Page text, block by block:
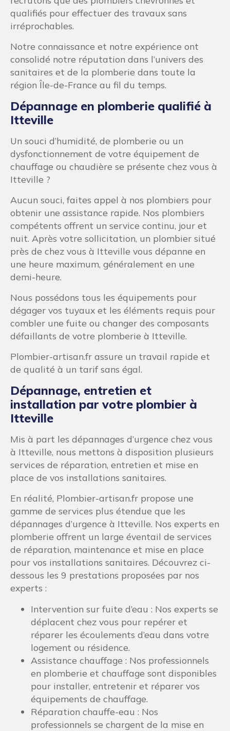
qualifiés pour effectuer des travaux sans
irréprochables.
Notre connaissance et notre expérience ont
consolidé notre réputation dans l’univers des
sanitaires et de la plomberie dans toute la
région Île-de-France au fil du temps.
Dépannage en plomberie qualifié à
Itteville
Un souci d’humidité, de plomberie ou un
dysfonctionnement de votre équipement de
chauffage ou chaudière se présente chez vous à
Itteville ?
Aucun souci, faites appel à nos plombiers pour
obtenir une assistance rapide. Nos plombiers
compétents offrent un service continu, jour et
nuit. Après votre sollicitation, un plombier situé
près de chez vous à Itteville vous dépanne en
une heure maximum, généralement en une
demi-heure.
Nous possédons tous les équipements pour
dégager vos tuyaux et les éléments requis pour
combler une fuite ou changer des composants
défaillants de votre plomberie à Itteville.
Plombier-artisan.fr assure un travail rapide et
de qualité à un tarif sans égal.
Dépannage, entretien et
installation par votre plombier à
Itteville
Mis à part les dépannages d’urgence chez vous
à Itteville, nous mettons à disposition plusieurs
services de réparation, entretien et mise en
place de vos installations sanitaires.
En réalité, Plombier-artisan.fr propose une
gamme de services plus étendue que les
dépannages d’urgence à Itteville. Nos experts en
plomberie offrent un large éventail de services
de réparation, maintenance et mise en place
pour vos installations sanitaires. Découvrez ci-
dessous les 9 prestations proposées par nos
experts :
Intervention sur fuite d’eau : Nos experts se
déplacent chez vous pour repérer et
réparer les écoulements d’eau dans votre
logement ou résidence.
Assistance chauffage : Nos professionnels
en plomberie et chauffage sont disponibles
pour installer, entretenir et réparer vos
équipements de chauffage.
Réparation chauffe-eau : Nos
professionnels se chargent de la mise en